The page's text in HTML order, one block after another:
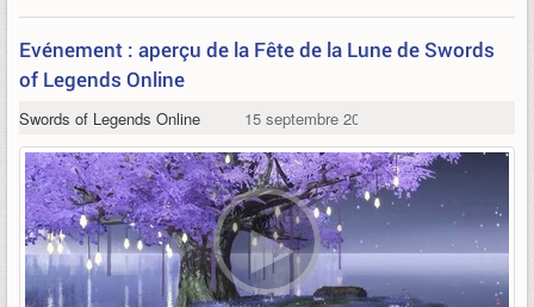
Evénement : aperçu de la Fête de la Lune de Swords
of Legends Online
Swords of Legends Online 15 septembre 2021